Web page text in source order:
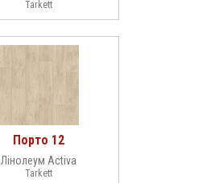
Tarkett
Порто 12
Лінолеум Activa
Tarkett